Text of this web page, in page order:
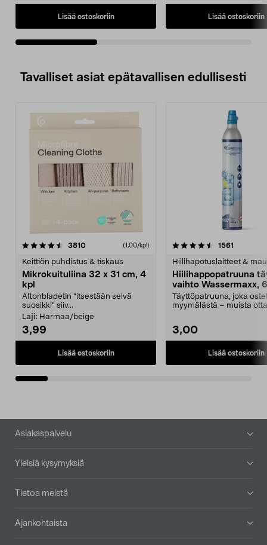
Lisää ostoskoriin Lisää ostoskoriin
Tavalliset asiat epätavallisen edullisesti
3810arvostelut (1,00/kpl)
Keittiön puhdistus & tiskaus
Mikrokuituliina 32 x 31 cm, 4
kpl
Aftonbladetin "itsestään selvä
suosikki" siiv...
Laji: Harmaa/beige
3,99
Lisää ostoskoriin
4.5viidestä
1561
Hiilihapotuslaitteet &
Hiilihappopatruuna
vaihto Wassermaxx,
Täyttöpatruuna, joka
myymälästä – muista
3,00
Lisää ostoskoriin
4.5viidestä
Alatunniste
Asiakaspalvelu
Yleisiä kysymyksiä
Tietoa meistä
Ajankohtaista